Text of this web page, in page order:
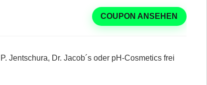
COUPON ANSEHEN
Jentschura, Dr. Jacob´s oder pH-Cosmetics frei